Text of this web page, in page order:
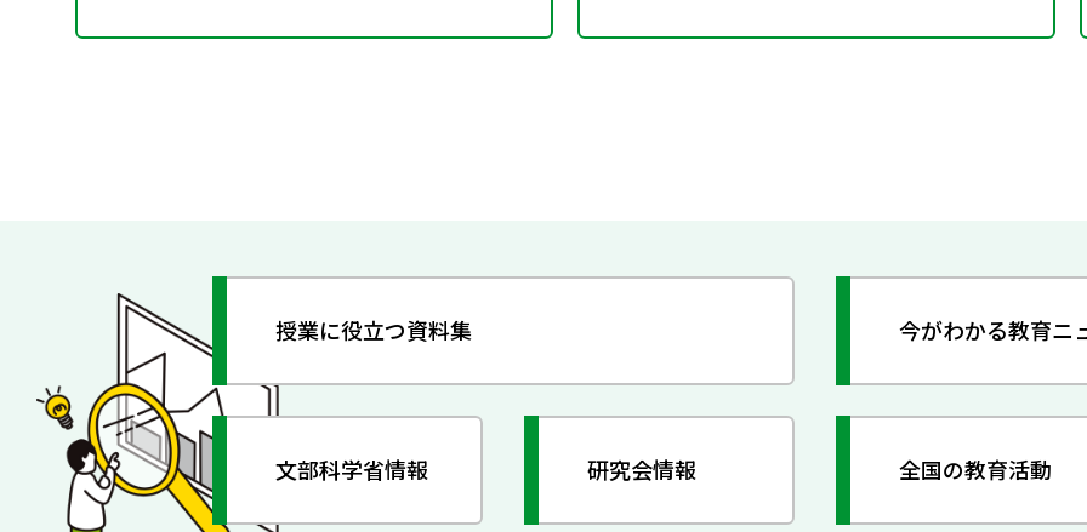
授業に役立つ資料集 今がわかる教育ニ
文部科学省情報 研究会情報 全国の教育活動